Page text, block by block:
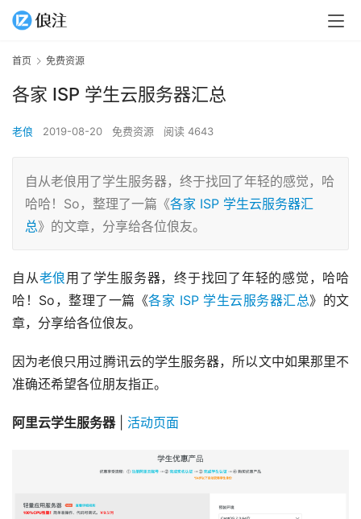
首页 免费资源
各家 ISP 学生云服务器汇总
老俍 2019-08-20 免费资源 阅读 4643
自从老俍用了学生服务器，终于找回了年轻的感觉，哈
哈哈！So，整理了一篇《各家 ISP 学生云服务器汇
总》的文章，分享给各位俍友。
自从老俍用了学生服务器，终于找回了年轻的感觉，哈哈
哈！So，整理了一篇《各家 ISP 学生云服务器汇总》的文
章，分享给各位俍友。
因为老俍只用过腾讯云的学生服务器，所以文中如果那里不
准确还希望各位朋友指正。
阿里云学生服务器 | 活动页面